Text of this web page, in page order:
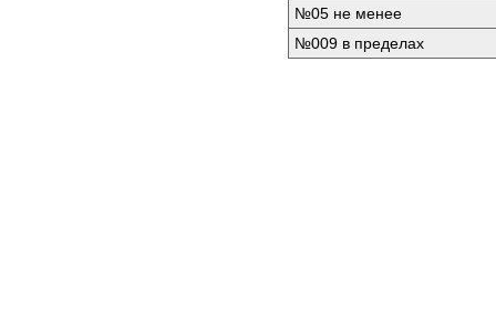
№05 не менее
№009 в пределах